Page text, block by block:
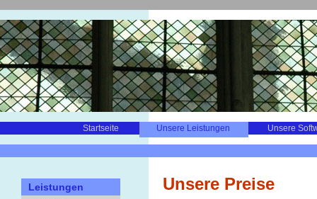
Startseite Unsere Leistungen Unsere
Leistungen Unsere Preise